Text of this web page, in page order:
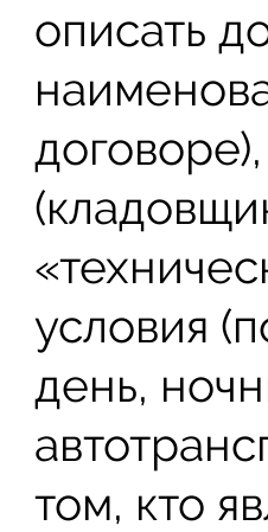
описать
условия
день,
том, кто